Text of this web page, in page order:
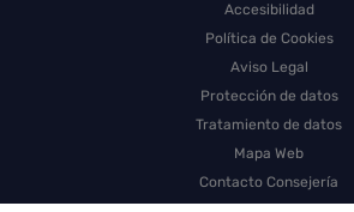
Accesibilidad
Política de Cookies
Aviso Legal
Protección de datos
Tratamiento de datos
Mapa Web
Contacto Consejería